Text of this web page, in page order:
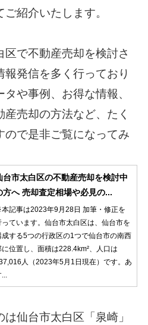
紹介いたします。
で不動産売却を検討さ
発信を多く行っており
や事例、お得な情報、
産売却の方法など、たく
ので是非ご覧になってみ
台市太白区の不動産売却を検討中
方へ 売却査定相場や必見の...
記事は2023年9月28日 加筆・修正を
っています。仙台市太白区は、仙台市を
成する5つの行政区の1つで仙台市の南西
に位置し、面積は228.4km²、人口は
人（2023年5月1日現在）です。あ
...
仙台市太白区「泉崎」